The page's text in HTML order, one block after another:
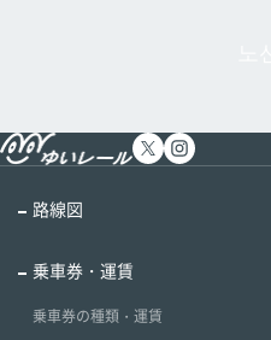
路線図
乗車券・運賃
乗車券の種類・運賃